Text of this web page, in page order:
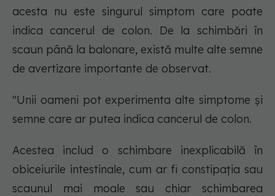
acesta nu este singurul simptom care poate
indica cancerul de colon. De la schimbări în
scaun până la balonare, există multe alte semne
de avertizare importante de observat.
"Unii oameni pot experimenta alte simptome și
semne care ar putea indica cancerul de colon.
Acestea includ o schimbare inexplicabilă în
obiceiurile intestinale, cum ar fi constipația sau
scaunul mai moale sau chiar schimbarea